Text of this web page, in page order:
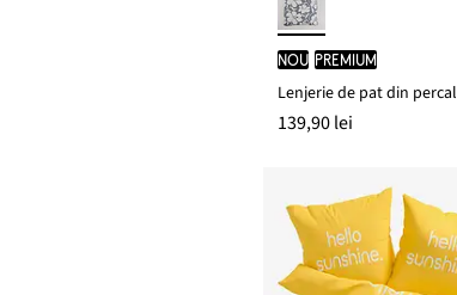
nou PREMIUM
Lenjerie de pat din percal
139,90 lei